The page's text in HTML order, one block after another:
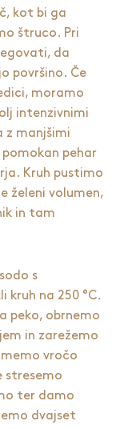
kot bi ga
štruco. Pri
da
površino. Če
moramo
intenzivnimi
z manjšimi
pehar
Kruh pustimo
želeni volumen,
in tam
s
kruh na 250 °C.
peko, obrnemo
in zarežemo
vročo
stresemo
ter damo
dvajset